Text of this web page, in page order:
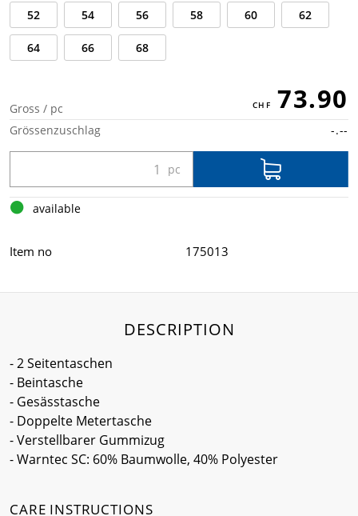
52 54 56 58 60 62
64 66 68
Gross / pc 73.90
Grössenzuschlag -.--
available
Item no 175013
DESCRIPTION
- 2 Seitentaschen
- Beintasche
- Gesässtasche
- Doppelte Metertasche
- Verstellbarer Gummizug
- Warntec SC: 60% Baumwolle, 40% Polyester
CARE INSTRUCTIONS